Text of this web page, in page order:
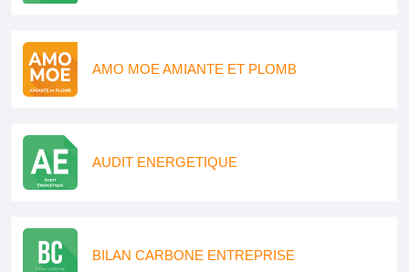
AMO MOE AMIANTE ET PLOMB
AUDIT ENERGETIQUE
BILAN CARBONE ENTREPRISE